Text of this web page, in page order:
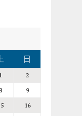
日
1
2
9
16